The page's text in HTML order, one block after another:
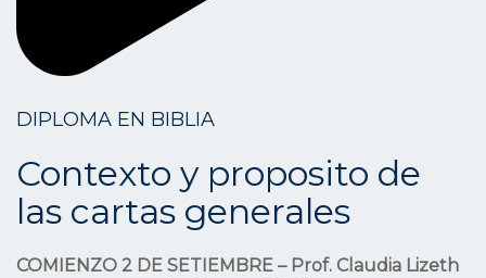
DIPLOMA EN BIBLIA
Contexto y proposito de
las cartas generales
COMIENZO 2 DE SETIEMBRE – Prof. Claudia Lizeth